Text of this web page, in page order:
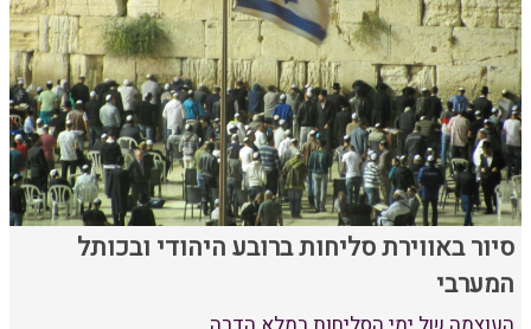
סיור באווירת סליחות ברובע היהודי ובכותל
המערבי